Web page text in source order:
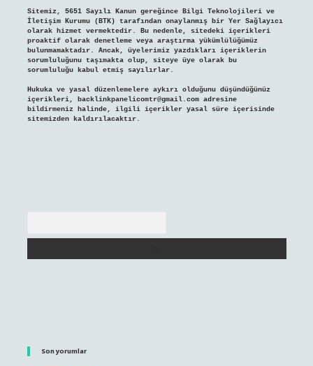
Sitemiz, 5651 Sayılı Kanun gereğince Bilgi Teknolojileri ve
İletişim Kurumu (BTK) tarafından onaylanmış bir Yer Sağlayıcı
olarak hizmet vermektedir. Bu nedenle, sitedeki içerikleri
proaktif olarak denetleme veya araştırma yükümlülüğümüz
bulunmamaktadır. Ancak, üyelerimiz yazdıkları içeriklerin
sorumluluğunu taşımakta olup, siteye üye olarak bu
sorumluluğu kabul etmiş sayılırlar.
Hukuka ve yasal düzenlemelere aykırı olduğunu düşündüğünüz
içerikleri, backlinkpanelicomtr@gmail.comadresine
bildirmeniz halinde, ilgili içerikler yasal süre içerisinde
sitemizden kaldırılacaktır.
Son yorumlar